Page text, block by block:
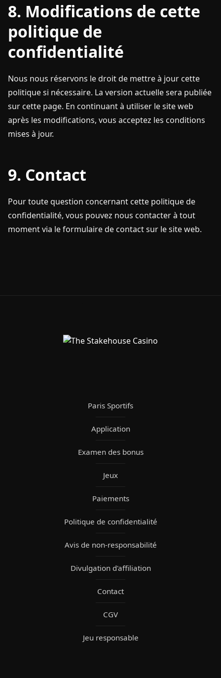
8. Modifications de cette
politique de
confidentialité
Nous nous réservons le droit de mettre à jour cette
politique si nécessaire. La version actuelle sera publiée
sur cette page. En continuant à utiliser le site web
après les modifications, vous acceptez les conditions
mises à jour.
9. Contact
Pour toute question concernant cette politique de
confidentialité, vous pouvez nous contacter à tout
moment via le formulaire de contact sur le site web.
Paris Sportifs
Application
Examen des bonus
Jeux
Paiements
Politique de confidentialité
Avis de non-responsabilité
Divulgation d'affiliation
Contact
CGV
Jeu responsable